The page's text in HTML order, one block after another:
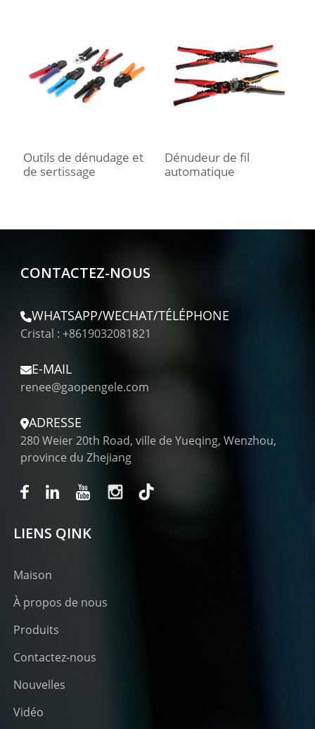
Outils de dénudage et
de sertissage
Dénudeur de fil
automatique
CONTACTEZ-NOUS
WHATSAPP/WECHAT/TÉLÉPHONE
Cristal : +8619032081821
E-MAIL
renee@gaopengele.com
ADRESSE
280 Weier 20th Road, ville de Yueqing, Wenzhou,
province du Zhejiang
LIENS QINK
Maison
À propos de nous
Produits
Contactez-nous
Nouvelles
Vidéo